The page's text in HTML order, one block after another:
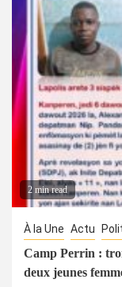
2 min read
À la Une Actu
Camp Perrin :
deux jeunes